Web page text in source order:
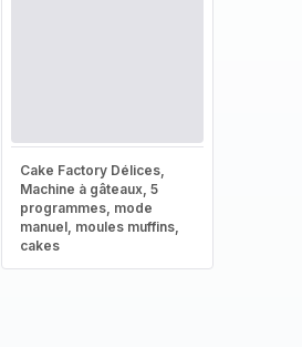
Cake Factory Délices,
Machine à gâteaux, 5
programmes, mode
manuel, moules muffins,
cakes